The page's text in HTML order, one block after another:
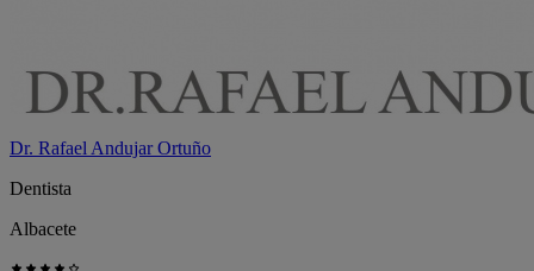
Dr. Rafael Andujar Ortuño
Dentista
Albacete